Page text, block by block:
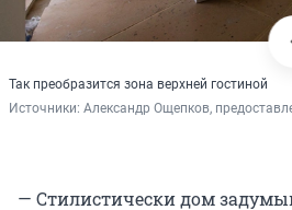
Так преобразится зона верхней гостиной
Источники: Александр Ощепков,
— Стилистически дом